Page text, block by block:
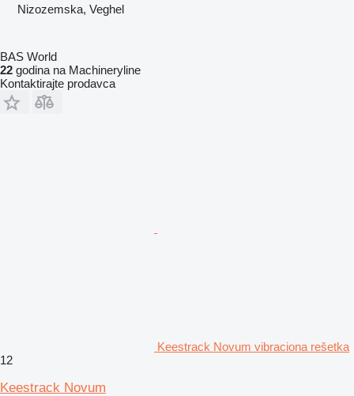
Nizozemska, Veghel
BAS World
22 godina na Machineryline
Kontaktirajte prodavca
Keestrack Novum vibraciona rešetka
12
Keestrack Novum